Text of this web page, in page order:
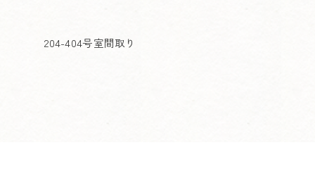
204-404号室間取り